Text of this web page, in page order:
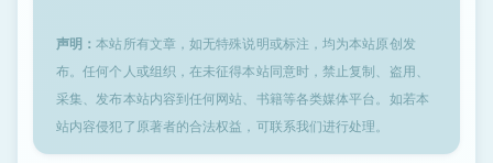
声明：本站所有文章，如无特殊说明或标注，均为本站原创发
布。任何个人或组织，在未征得本站同意时，禁止复制、盗用、
采集、发布本站内容到任何网站、书籍等各类媒体平台。如若本
站内容侵犯了原著者的合法权益，可联系我们进行处理。